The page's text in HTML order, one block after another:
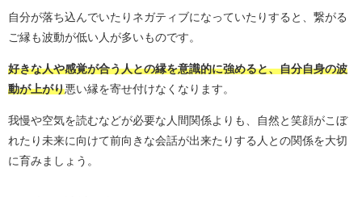
自分が落ち込んでいたりネガティブになっていたりすると、繋がる
ご縁も波動が低い人が多いものです。
好きな人や感覚が合う人との縁を意識的に強めると、自分自身の波
動が上がり悪い縁を寄せ付けなくなります。
我慢や空気を読むなどが必要な人間関係よりも、自然と笑顔がこぼ
れたり未来に向けて前向きな会話が出来たりする人との関係を大切
に育みましょう。